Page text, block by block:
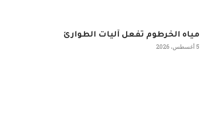
مياه الخرطوم تفعل آليات الطوارئ
5 أغسطس، 2026